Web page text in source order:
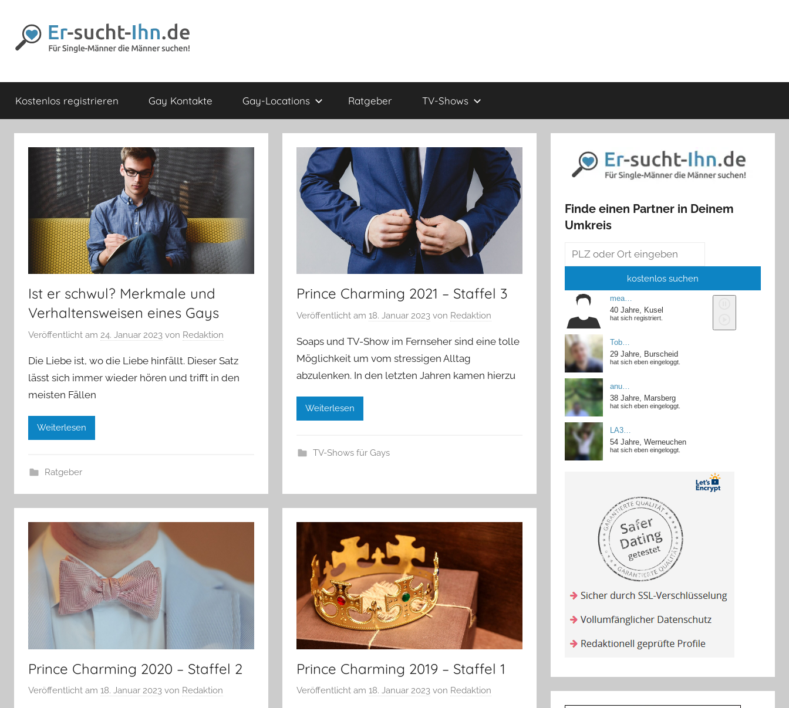
Inhalt
springen
Er-
sucht-
Ihn.de
Männer
die
Kostenlos registrieren Gay Kontakte Gay-Locations Ratgeber TV-Shows
Ist er schwul? Merkmale und
Verhaltensweisen eines Gays
Veröffentlicht am 24. Januar 2023 von Redaktion
Die Liebe ist, wo die Liebe hinfällt. Dieser Satz
lässt sich immer wieder hören und trifft in den
meisten Fällen
Weiterlesen
Ratgeber
Prince Charming 2021 – Staffel 3
Veröffentlicht am18. Januar 2023 von Redaktion
Soaps und TV-Show im Fernseher sind eine tolle
Möglichkeit um vom stressigen Alltag
abzulenken. In den letzten Jahren kamen hierzu
Weiterlesen
TV-Shows für Gays
Prince Charming 2020 – Staffel 2
Veröffentlicht am 18. Januar 2023 von Redaktion
Prince Charming 2019 – Staffel 1
Veröffentlicht am18. Januar 2023 von Redaktion
Finde einen Partner in Deinem
Umkreis